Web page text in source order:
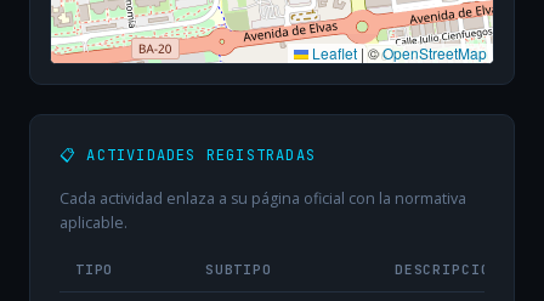
Leaflet |©OpenStreetMap
📋 ACTIVIDADES REGISTRADAS
Cada actividad enlaza a su página oficial con la normativa
aplicable.
TIPO SUBTIPO DESCRIPCIÓN